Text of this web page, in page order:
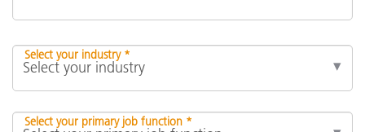
Select your industry *
Select your primary job function *